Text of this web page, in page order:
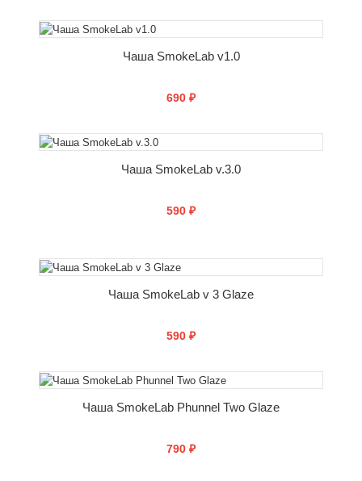
СООБЩИТЬ О ПОСТУПЛЕНИИ
Чаша SmokeLab v1.0
690 ₽
СООБЩИТЬ О ПОСТУПЛЕНИИ
Чаша SmokeLab v.3.0
590 ₽
СООБЩИТЬ О ПОСТУПЛЕНИИ
Чаша SmokeLab v 3 Glaze
590 ₽
СООБЩИТЬ О ПОСТУПЛЕНИИ
Чаша SmokeLab Phunnel Two Glaze
790 ₽